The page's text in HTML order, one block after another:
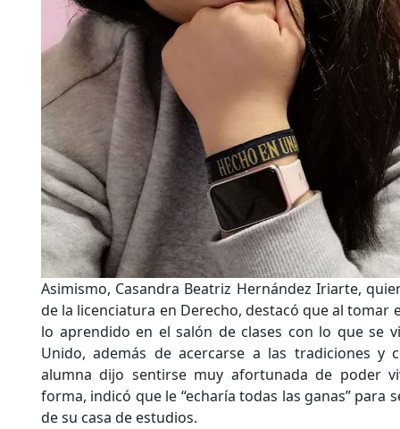
Asimismo, Casandra Beatriz Hernández Iriarte,
de la licenciatura en Derecho, destacó que al tomar
lo aprendido en el salón de clases con lo que se
Unido, además de acercarse a las tradiciones y
alumna dijo sentirse muy afortunada de poder
forma, indicó que le “echaría todas las ganas” para
de su casa de estudios.